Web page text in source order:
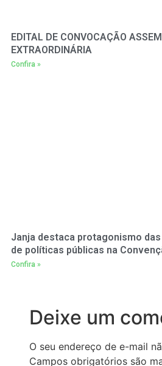
EDITAL DE CONVOCAÇÃO
EXTRAORDINÁRIA
Confira »
Janja destaca protagonismo
de políticas públicas na
Confira »
Deixe um
O seu endereço de e-mail
Campos obrigatórios são